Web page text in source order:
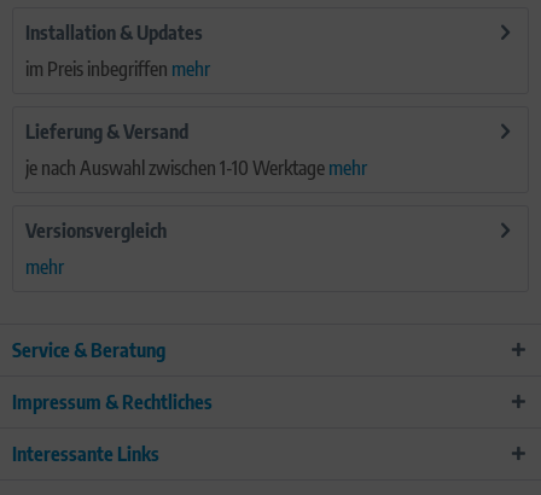
Installation & Updates
im Preis inbegriffen mehr
Lieferung & Versand
je nach Auswahl zwischen 1-10 Werktage mehr
Versionsvergleich
mehr
Service & Beratung
Impressum & Rechtliches
Interessante Links